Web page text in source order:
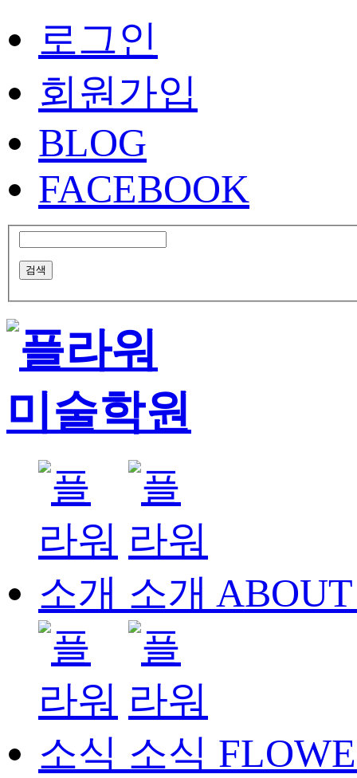
로그인
회원가입
BLOG
FACEBOOK